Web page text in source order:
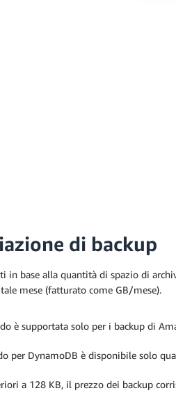
di backup
in base alla quantità di spazio di
mese (fatturato come GB/mese).
è supportata solo per i backup di
per DynamoDB è disponibile solo
a 128 KB, il prezzo dei backup